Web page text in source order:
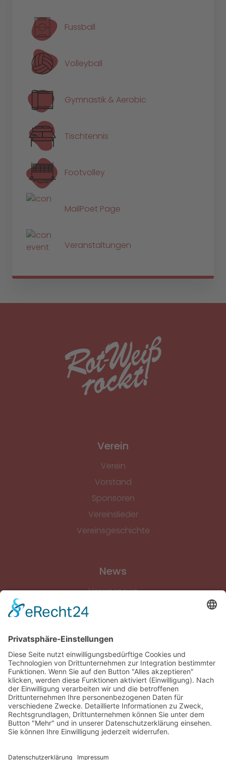
Fussball
Volleyball
Gymnastik & Aerobic
Tischtennis
Footvolley
MailPoet Page
Veranstaltungen
Verein
Verein
Vorstand
Sponsoren
Vereinslieder
Vereinsgeschichte
News
Vereinsnews
Gymnastik & Aerobic
Tischtennis
Footvolley
Sonstiges
Download-Bereich